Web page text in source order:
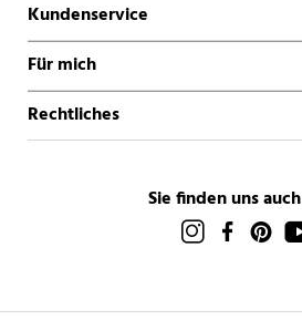
Kundenservice
Für mich
Rechtliches
Sie finden uns